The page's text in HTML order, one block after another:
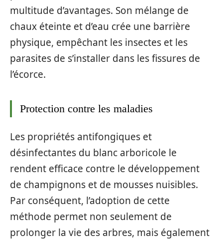
multitude d’avantages. Son mélange de
chaux éteinte et d’eau crée une barrière
physique, empêchant les insectes et les
parasites de s’installer dans les fissures de
l’écorce.
Protection contre les maladies
Les propriétés antifongiques et
désinfectantes du blanc arboricole le
rendent efficace contre le développement
de champignons et de mousses nuisibles.
Par conséquent, l’adoption de cette
méthode permet non seulement de
prolonger la vie des arbres, mais également